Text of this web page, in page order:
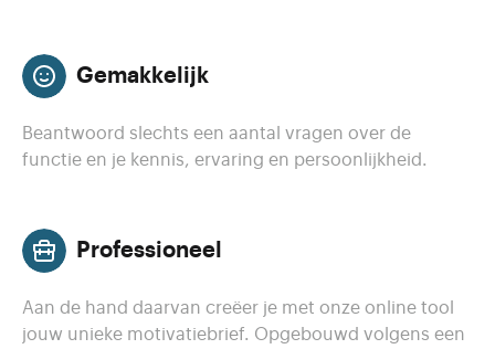
Gemakkelijk
Beantwoord slechts een aantal vragen over de
functie en je kennis, ervaring en persoonlijkheid.
Professioneel
Aan de hand daarvan creëer je met onze online tool
jouw unieke motivatiebrief. Opgebouwd volgens een